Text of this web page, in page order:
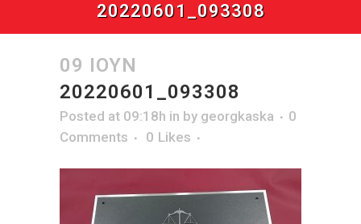
20220601_093308
09 ΙΟΎΝ
20220601_093308
Posted at 09:18h in by georgkaska
0
Comments
0 Likes